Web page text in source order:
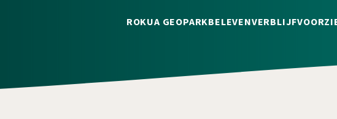
ROKUA GEOPARKBELEVENVERBLIJF